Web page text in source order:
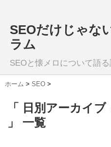
SEOだけじゃな
ラム
SEOと懐メロについて語
ホーム > SEO >
「 日別アーカイブ
」 一覧